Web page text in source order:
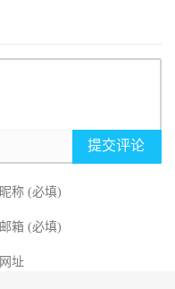
提交评论
昵称 (必填)
邮箱 (必填)
网址